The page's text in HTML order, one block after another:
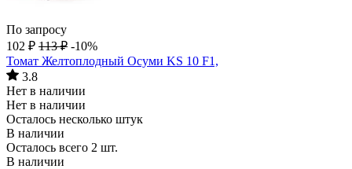
По запросу
102 ₽ 113 ₽ -10%
Томат Желтоплодный Осуми KS 10 F1,
3.8
Нет в наличии
Нет в наличии
Осталось несколько штук
В наличии
Осталось всего 2 шт.
В наличии